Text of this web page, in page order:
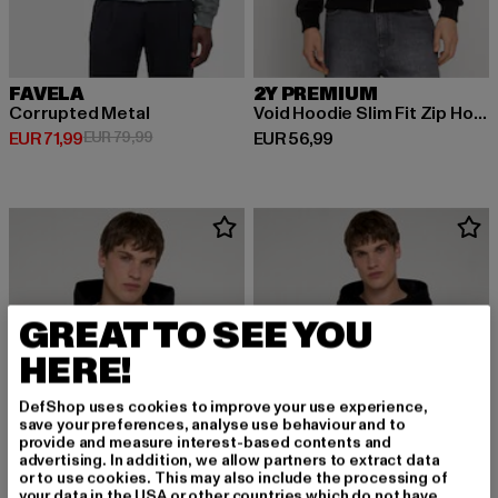
FAVELA
Corrupted Metal
EUR 71,99
Derzeitiger Preis: EUR 71,99
EUR 79,99Aktionspreis: EUR 79,99
2Y PREMIUM
Void Hoodie Slim Fit Zip Hoodie
EUR 56,99
Derzeitiger Preis: EUR 56,99
GREAT TO SEE YOU
HERE!
DefShop uses cookies to improve your use experience,
save your preferences, analyse use behaviour and to
provide and measure interest-based contents and
advertising. In addition, we allow partners to extract data
or to use cookies. This may also include the processing of